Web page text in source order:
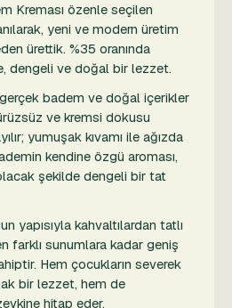
Kreması özenle seçilen
yeni ve modern üretim
ürettik. %35 oranında
dengeli ve doğal bir lezzet.
badem ve doğal içerikler
ve kremsi dokusu
yumuşak kıvamı ile ağızda
kendine özgü aroması,
şekilde dengeli bir tat
yapısıyla kahvaltılardan tatlı
farklı sunumlara kadar geniş
Hem çocukların severek
bir lezzet, hem de
hitap eder.